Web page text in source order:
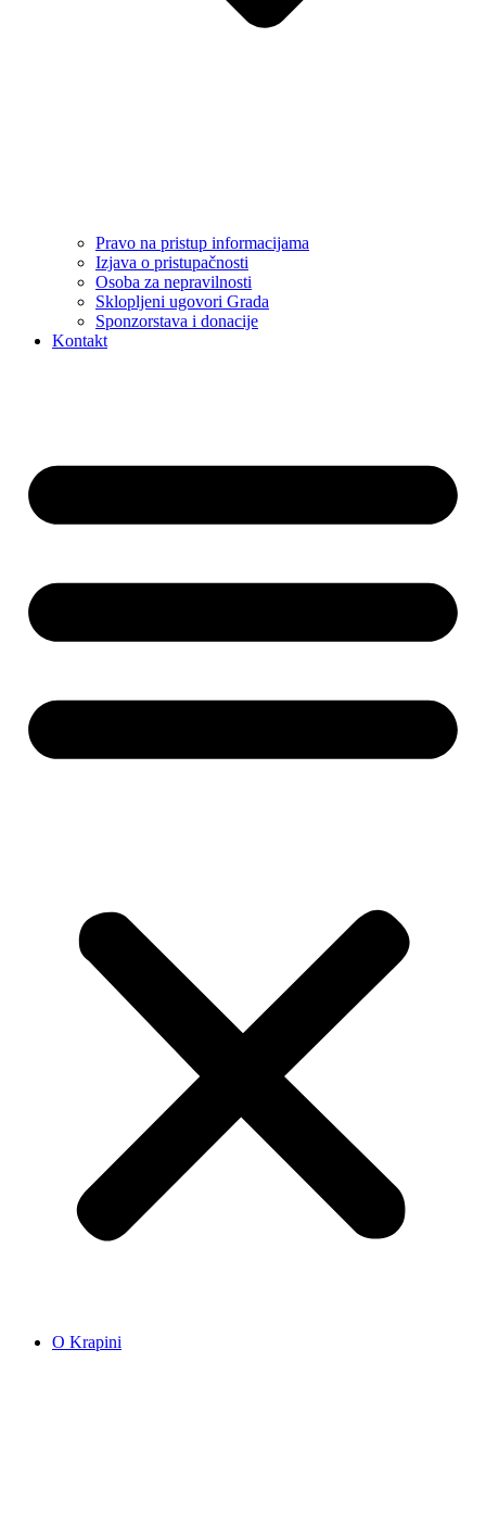
Pravo na pristup informacijama
Izjava o pristupačnosti
Osoba za nepravilnosti
Sklopljeni ugovori Grada
Sponzorstava i donacije
Kontakt
O Krapini